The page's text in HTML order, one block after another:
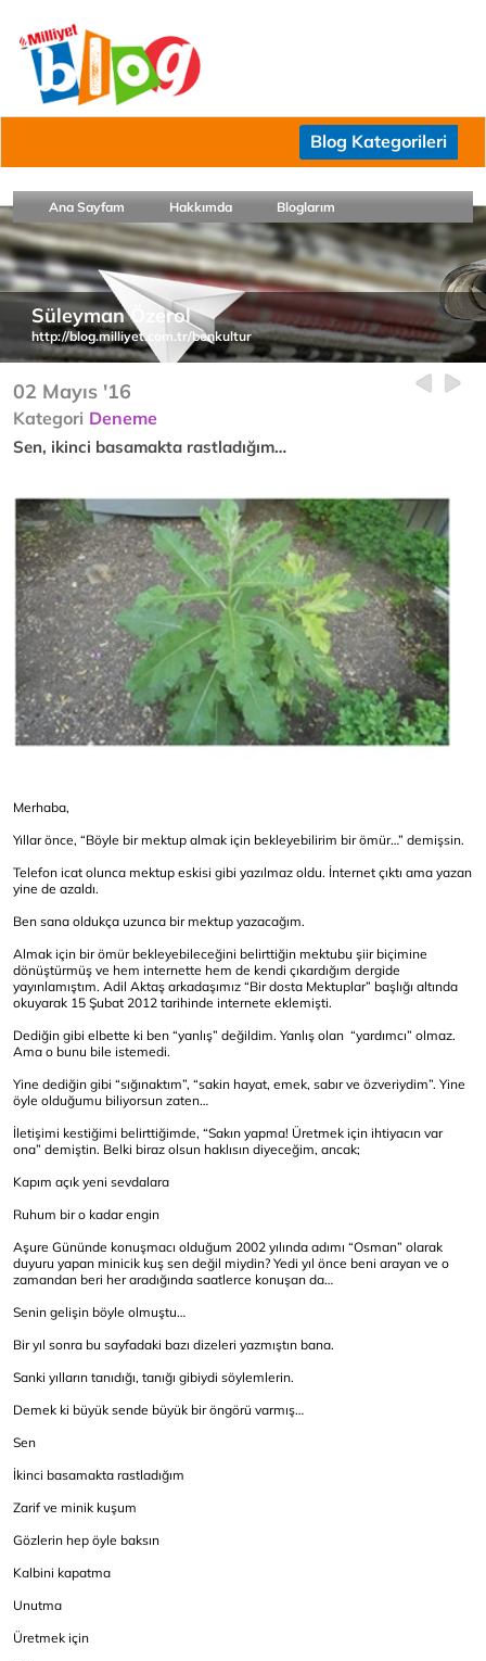
Blog Kategorileri
Ana Sayfam Hakkımda Bloglarım
Süleyman Özerol
http://blog.milliyet.com.tr/benkultur
02 Mayıs '16
Kategori Deneme
Sen, ikinci basamakta rastladığım…
Merhaba,
Yıllar önce, “Böyle bir mektup almak için bekleyebilirim bir ömür…” demişsin.
Telefon icat olunca mektup eskisi gibi yazılmaz oldu. İnternet çıktı ama yazan
yine de azaldı.
Ben sana oldukça uzunca bir mektup yazacağım.
Almak için bir ömür bekleyebileceğini belirttiğin mektubu şiir biçimine
dönüştürmüş ve hem internette hem de kendi çıkardığım dergide
yayınlamıştım. Adil Aktaş arkadaşımız “Bir dosta Mektuplar” başlığı altında
okuyarak 15 Şubat 2012 tarihinde internete eklemişti.
Dediğin gibi elbette ki ben “yanlış” değildim. Yanlış olan “yardımcı” olmaz.
Ama o bunu bile istemedi.
Yine dediğin gibi “sığınaktım”, “sakin hayat, emek, sabır ve özveriydim”. Yine
öyle olduğumu biliyorsun zaten…
İletişimi kestiğimi belirttiğimde, “Sakın yapma! Üretmek için ihtiyacın var
ona” demiştin. Belki biraz olsun haklısın diyeceğim, ancak;
Kapım açık yeni sevdalara
Ruhum bir o kadar engin
Aşure Gününde konuşmacı olduğum 2002 yılında adımı “Osman” olarak
duyuru yapan minicik kuş sen değil miydin? Yedi yıl önce beni arayan ve o
zamandan beri her aradığında saatlerce konuşan da…
Senin gelişin böyle olmuştu…
Bir yıl sonra bu sayfadaki bazı dizeleri yazmıştın bana.
Sanki yılların tanıdığı, tanığı gibiydi söylemlerin.
Demek ki büyük sende büyük bir öngörü varmış…
Sen
İkinci basamakta rastladığım
Zarif ve minik kuşum
Gözlerin hep öyle baksın
Kalbini kapatma
Unutma
Üretmek için